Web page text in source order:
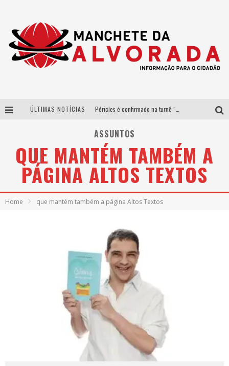
ÚLTIMAS NOTÍCIAS
Democratização do malte: Proibida utiliza estratégia de custo-benefício para o lazer do brasileiro
Yan traz a turnê nacional do PagodYANdo para Belo Horizonte
ASSUNTOS
QUE MANTÉM TAMBÉM A
PÁGINA ALTOS TEXTOS
Home que mantém também a página Altos Textos